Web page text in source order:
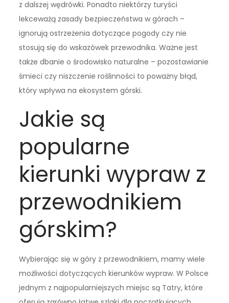
z dalszej wędrówki. Ponadto niektórzy turyści
lekceważą zasady bezpieczeństwa w górach –
ignorują ostrzeżenia dotyczące pogody czy nie
stosują się do wskazówek przewodnika. Ważne jest
także dbanie o środowisko naturalne – pozostawianie
śmieci czy niszczenie roślinności to poważny błąd,
który wpływa na ekosystem górski.
Jakie są
popularne
kierunki wypraw z
przewodnikiem
górskim?
Wybierając się w góry z przewodnikiem, mamy wiele
możliwości dotyczących kierunków wypraw. W Polsce
jednym z najpopularniejszych miejsc są Tatry, które